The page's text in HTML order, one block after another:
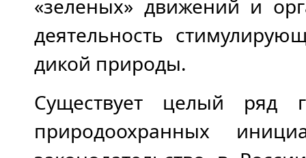
«зеленых» движений и
деятельность
дикой природы.
Существует целый ряд
природоохранных